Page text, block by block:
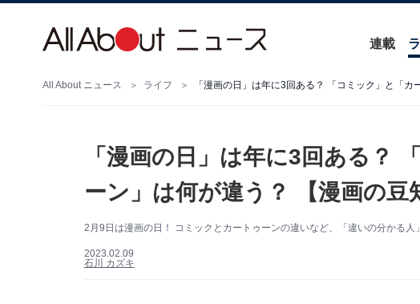
連載
All About ニュース ライフ 「漫画の日」は年に3回ある？ 「コミック」と「カ
「漫画の日」は年に3回ある？
ーン」は何が違う？ 【漫画の豆
2月9日は漫画の日！ コミックとカートゥーンの違いなど、「違いの分かる人
2023.02.09
石川 カズキ